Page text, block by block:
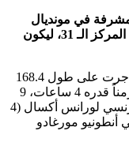
في مونديال
الدراجات المتواصل باسكتلندا، حيث حلّ في المركز الـ 31، ليكون
ضمن فئة أقل من 23 عاماً، وضمن منافسة جرت على طول 168.4
كيلومترات، سجّل البطل الجزائري الصاعد زمناً قدره 4 ساعات، 9
دقائق و52 ثانية، علماً أنّ السباق تصدّره الفرنسي لورانس أكسال (4
أنطونيو مورغادو